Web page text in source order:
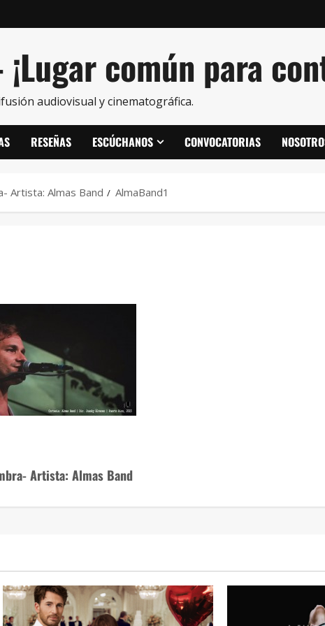
común para
audiovisual y cinematográfica.
RESEÑAS ESCÚCHANOS CONVOCATORIAS
Artista: Almas Band AlmaBand1
Artista: Almas Band